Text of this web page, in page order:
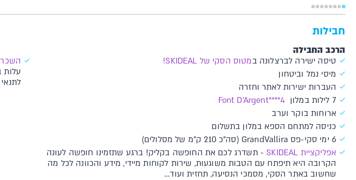
חבילות
הרכב החבילה
טיסה ישירה לברצלונה במטוס הסקי של SKIDEAL!
מיסי נמל וביטחון
העברות ישירות לאתר וחזרה
7 לילות במלון
4****Font D'Argent
ארוחות בוקר וערב
כניסה למתחם הספא במלון בתשלום
6 ימי סקי-פס GrandVallira (סה"כ 210 ק"מ של מסלולים)
א​פליקציית SKIDEAL​​
- תשדרג לכם את החופשה בקליק! ברגע שתזמינו חופשה לעונה
הקרובה היא תיפתח עם הטבות משוגעות, שירות לקוחות מיידי, מידע והכוונה לכל מה
שחשוב באתר הסקי, מסמכי הנסיעה, תחזית ועוד…